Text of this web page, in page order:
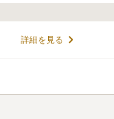
辺は静かで落ち着いた雰囲
法華宗ですが、墓檀家制度
相談できる等、宗派を問わ
。周辺には公園や食事処も
らない環境です。大阪市港
詳細を見る